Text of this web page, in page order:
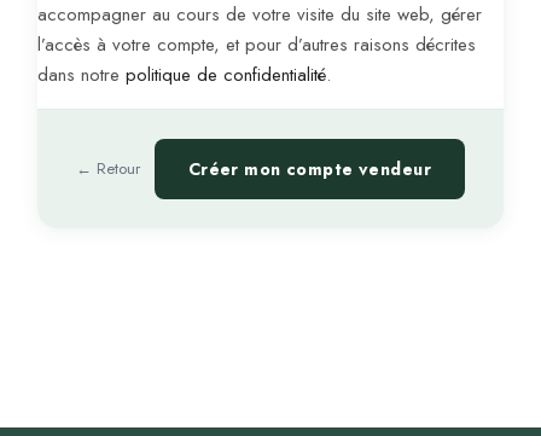
accompagner au cours de votre visite du site web, gérer
l’accès à votre compte, et pour d’autres raisons décrites
dans notre politique de confidentialité.
← Retour Créer mon compte vendeur